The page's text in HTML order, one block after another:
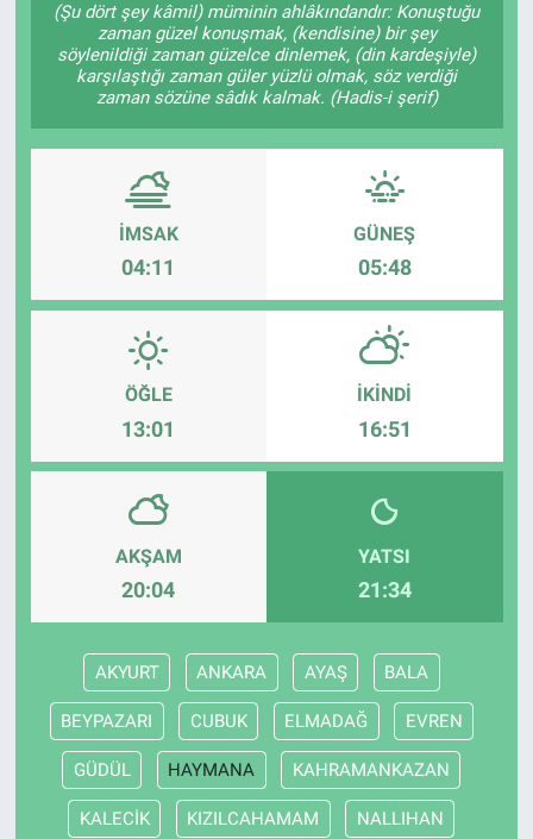
(Şu dört şey kâmil) müminin ahlâkındandır: Konuştuğu
zaman güzel konuşmak, (kendisine) bir şey
söylenildiği zaman güzelce dinlemek, (din kardeşiyle)
karşılaştığı zaman güler yüzlü olmak, söz verdiği
zaman sözüne sâdık kalmak. (Hadis-i şerif)
İMSAK
04:11
GÜNEŞ
05:48
ÖĞLE
13:01
İKINDI
16:51
AKŞAM
20:04
YATSI
21:34
AKYURT ANKARA AYAŞ BALA
BEYPAZARI CUBUK ELMADAĞ EVREN
GÜDÜL HAYMANA KAHRAMANKAZAN
KALECİK KIZILCAHAMAM NALLIHAN